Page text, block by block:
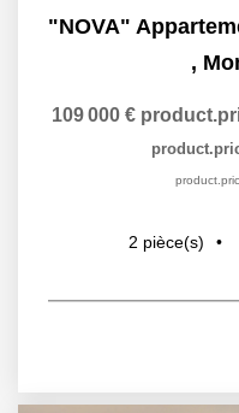
,
109 000 €
2 pièce(s)